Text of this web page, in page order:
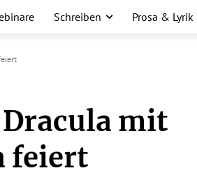
Schreiben Prosa & Lyrik
mit
feiert